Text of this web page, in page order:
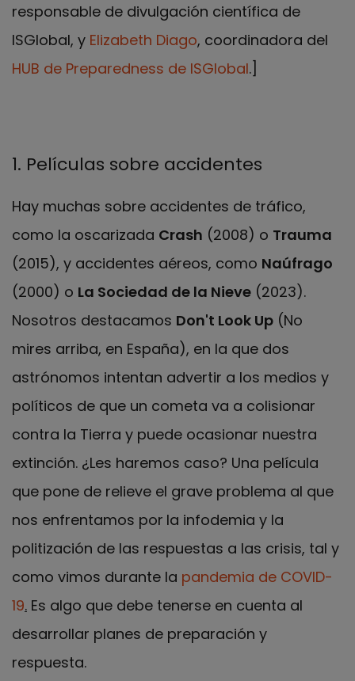
responsable de divulgación científica de
ISGlobal, y Elizabeth Diago, coordinadora del
HUB de Preparedness de ISGlobal.]
1. Películas sobre accidentes
Hay muchas sobre accidentes de tráfico,
como la oscarizada Crash (2008) o Trauma
(2015), y accidentes aéreos, como Naúfrago
(2000) o La Sociedad de la Nieve (2023).
Nosotros destacamos Don't Look Up (No
mires arriba, en España), en la que dos
astrónomos intentan advertir a los medios y
políticos de que un cometa va a colisionar
contra la Tierra y puede ocasionar nuestra
extinción. ¿Les haremos caso? Una película
que pone de relieve el grave problema al que
nos enfrentamos por la infodemia y la
politización de las respuestas a las crisis, tal y
como vimos durante la pandemia de COVID-
19. Es algo que debe tenerse en cuenta al
desarrollar planes de preparación y
respuesta.